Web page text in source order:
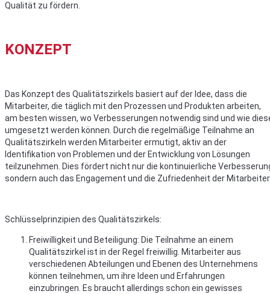
Qualität zu fördern.
KONZEPT
Das Konzept des Qualitätszirkels basiert auf der Idee, dass die
Mitarbeiter, die täglich mit den Prozessen und Produkten arbeiten,
am besten wissen, wo Verbesserungen notwendig sind und wie
umgesetzt werden können. Durch die regelmäßige Teilnahme an
Qualitätszirkeln werden Mitarbeiter ermutigt, aktiv an der
Identifikation von Problemen und der Entwicklung von Lösungen
teilzunehmen. Dies fördert nicht nur die kontinuierliche
sondern auch das Engagement und die Zufriedenheit der
Schlüsselprinzipien des Qualitätszirkels:
Freiwilligkeit und Beteiligung: Die Teilnahme an einem
Qualitätszirkel ist in der Regel freiwillig. Mitarbeiter aus
verschiedenen Abteilungen und Ebenen des Unternehmens
können teilnehmen, um ihre Ideen und Erfahrungen
einzubringen. Es braucht allerdings schon ein gewisses